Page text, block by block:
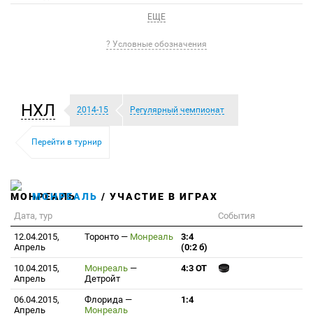
ЕЩЕ
? Условные обозначения
НХЛ 2014-15 Регулярный чемпионат
Перейти в турнир
МОНРЕАЛЬ / УЧАСТИЕ В ИГРАХ
Дата, тур
События
12.04.2015,
Апрель
Торонто — Монреаль
3:4
(0:2 б)
10.04.2015,
Апрель
Монреаль —
Детройт
4:3 ОТ
06.04.2015,
Апрель
Флорида —
Монреаль
1:4